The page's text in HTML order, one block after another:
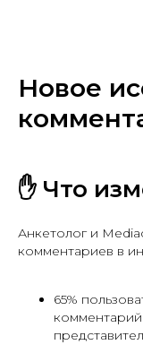
Новое
✋ Что
Анкетолог и
комментариев в
65%
комментарий